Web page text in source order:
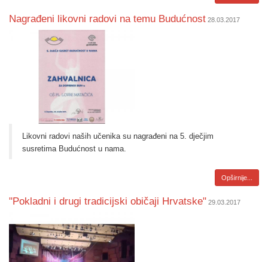
Nagrađeni likovni radovi na temu Budućnost 28.03.2017
Likovni radovi naših učenika su nagrađeni na 5. dječjim
susretima Budućnost u nama.
Opširnije...
"Pokladni i drugi tradicijski običaji Hrvatske" 29.03.2017